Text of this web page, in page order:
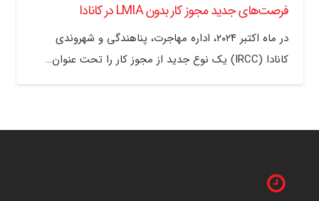
فرصت‌های جدید مجوز کار بدون LMIA در کانادا
در ماه اکتبر ۲۰۲۴، اداره مهاجرت، پناهندگی و شهروندی
کانادا (IRCC) یک نوع جدید از مجوز کار را تحت عنوان…